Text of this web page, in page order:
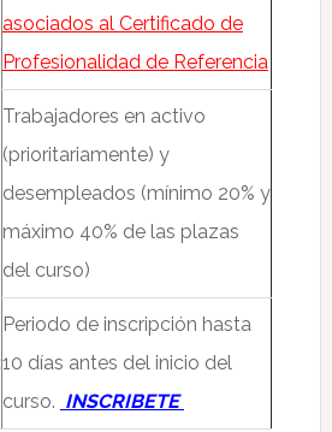
asociados al Certificado de
Profesionalidad de Referencia
Trabajadores en activo
(prioritariamente) y
desempleados (mínimo 20% y
máximo 40% de las plazas
del curso)
Periodo de inscripción hasta
10 días antes del inicio del
curso. INSCRIBETE